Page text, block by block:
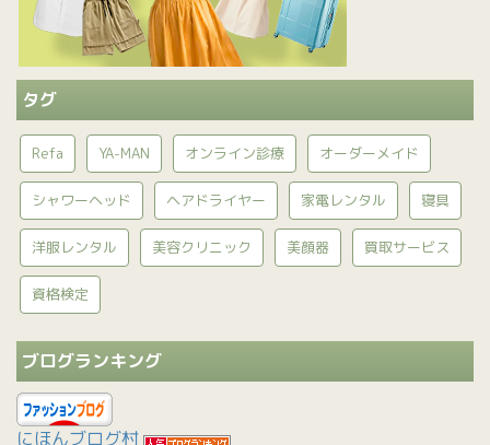
タグ
Refa YA-MAN オンライン診療 オーダーメイド
シャワーヘッド ヘアドライヤー 家電レンタル 寝具
洋服レンタル 美容クリニック 美顔器 買取サービス
資格検定
ブログランキング
にほんブログ村